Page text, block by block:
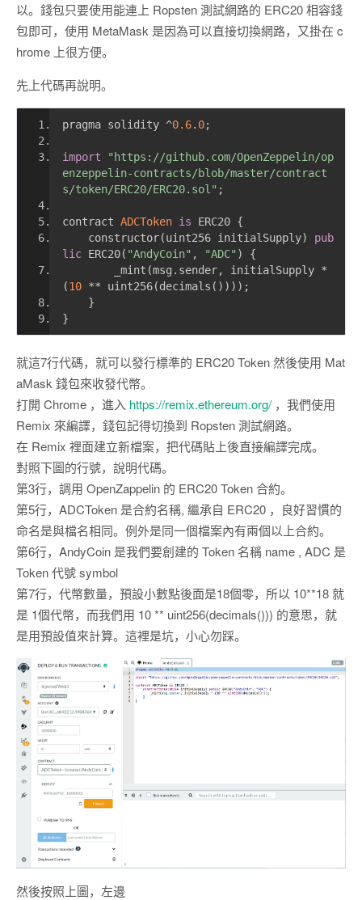
以。錢包只要使用能連上 Ropsten 測試網路的 ERC20 相容錢
包即可，使用 MetaMask 是因為可以直接切換網路，又掛在 c
hrome 上很方便。
先上代碼再說明。
pragma solidity ^0.6. 0;
import
"https://github.com/OpenZeppelin/op
enzeppelin-contracts/blob/master/contract
s/token/ERC20/ERC20.sol" ;
contract ADCToken is ERC20 {
    constructor
(uint256 initialSupply)
pub
lic ERC20( "AndyCoin" , "ADC" )
{
        _mint
(msg . sender, initialSupply *
(10 ** uint256(decimals ())));
}
}
就這7行代碼，就可以發行標準的 ERC20 Token 然後使用 Mat
aMask 錢包來收發代幣。
打開 Chrome ，進入 https://remix.ethereum.org/，我們使用
Remix 來編譯，錢包記得切換到 Ropsten 測試網路。
在 Remix 裡面建立新檔案，把代碼貼上後直接編譯完成。
對照下圖的行號，說明代碼。
第3行，調用 OpenZappelin 的 ERC20 Token 合約。
第5行，ADCToken 是合約名稱, 繼承自 ERC20 ，良好習慣的
命名是與檔名相同。例外是同一個檔案內有兩個以上合約。
第6行，AndyCoin 是我們要創建的 Token 名稱 name , ADC 是
Token 代號 symbol
第7行，代幣數量，預設小數點後面是18個零，所以 10**18 就
是 1個代幣，而我們用 10 ** uint256(decimals())) 的意思，就
是用預設值來計算。這裡是坑，小心勿踩。
然後按照上圖，左邊